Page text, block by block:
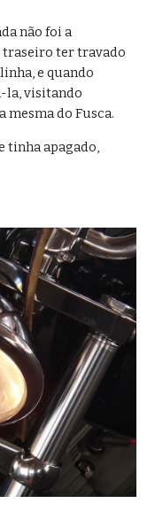
não foi a
traseiro ter travado
e quando
la, visitando
mesma do Fusca.
tinha apagado,